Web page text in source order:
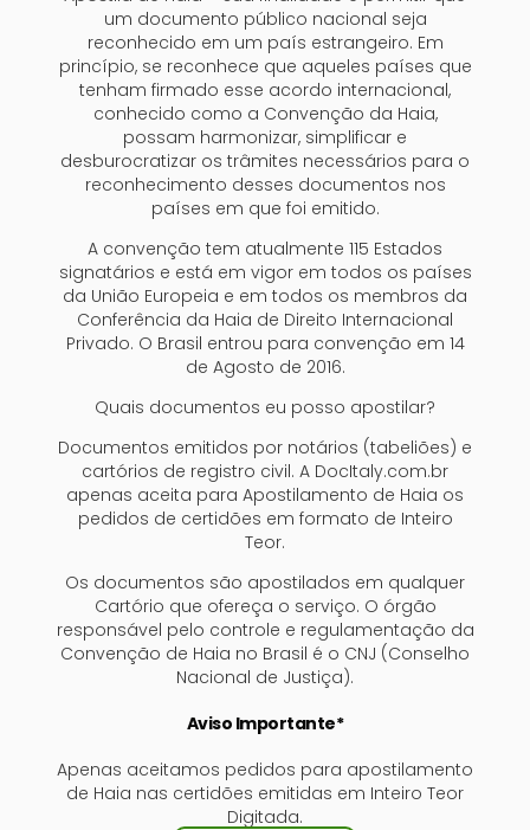
um documento público nacional seja
reconhecido em um país estrangeiro. Em
princípio, se reconhece que aqueles países que
tenham firmado esse acordo internacional,
conhecido como a Convenção da Haia,
possam harmonizar, simplificar e
desburocratizar os trâmites necessários para o
reconhecimento desses documentos nos
países em que foi emitido.
A convenção tem atualmente 115 Estados
signatários e está em vigor em todos os países
da União Europeia e em todos os membros da
Conferência da Haia de Direito Internacional
Privado. O Brasil entrou para convenção em 14
de Agosto de 2016.
Quais documentos eu posso apostilar?
Documentos emitidos por notários (tabeliões) e
cartórios de registro civil. A DocItaly.com.br
apenas aceita para Apostilamento de Haia os
pedidos de certidões em formato de Inteiro
Teor.
Os documentos são apostilados em qualquer
Cartório que ofereça o serviço. O órgão
responsável pelo controle e regulamentação da
Convenção de Haia no Brasil é o CNJ (Conselho
Nacional de Justiça).
Aviso Importante*
Apenas aceitamos pedidos para apostilamento
de Haia nas certidões emitidas em Inteiro Teor
Digitada.